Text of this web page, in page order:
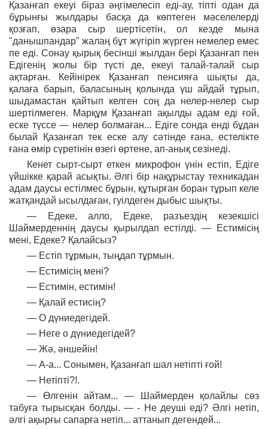
Қазанғап екеуі біраз әңгімелесіп еді-ау, тіпті одан да
бұрынғы жылдары басқа да көптеген мәселелерді
қозғап, өзара сыр шертісетін, ол кезде мына
"данышпандар" жалаң бұт жүгіріп жүрген немелер емес
пе еді. Сонау қырық бесінші жылдан бері Қазанғап пен
Едігенің жолы бір түсті де, екеуі талай-талай сыр
ақтарған. Кейінірек Қазанғап пенсияға шықты да,
қалаға барып, баласының қолында үш айдай тұрып,
шыдамастан қайтып келген соң да нелер-нелер сыр
шертілмеген. Марқұм Қазанғап ақылды адам еді ғой,
еске түссе — нелер болмаған... Едіге сонда енді бұдан
былай Қазанғап тек еске алу сәтінде ғана, естелікте
ғана өмір сүретінін өзегі өртене, ап-анық сезінеді.
Кенет сырт-сырт еткен микрофон үнін естіп, Едіге
үйшікке қарай асықты. Әлгі бір нақұрыстау техникадан
адам даусы естілмес бұрын, құтырған боран тұрып келе
жатқандай ысылдаған, гуілдеген дыбыс шықты.
— Едеке, алло, Едеке, разъездің кезекшісі
Шаймерденнің даусы қырылдап естілді. — Естимісің
мені, Едеке? Қалайсыз?
— Естіп тұрмын, тыңдап тұрмын.
— Естимісің мені?
— Естимін, естимін!
— Қалай естисің?
— О дүниедегідей.
— Неге о дүниедегідей?
— Жә, әншейін!
— А-а... Сонымен, Қазанғап шал нетіпті ғой!
— Нетіпті?!.
— Өлгенін айтам... — Шаймерден қолайлы сөз
табуға тырысқан болды. — - Не деуші еді? Әлгі нетіп,
әлгі ақырғы сапарға нетіп... аттанып дегендей...